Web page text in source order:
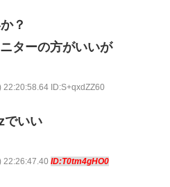
？
ターの方がいいが
22:20:58.64 ID:S+qxdZZ60
でいい
22:26:47.40 ID:T0tm4gHO0